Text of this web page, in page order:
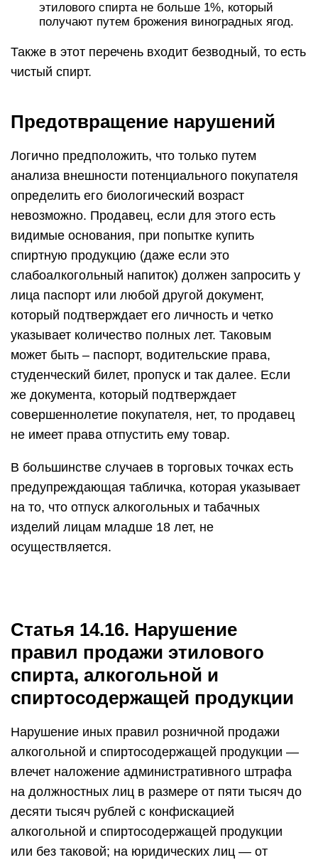
этилового спирта не больше 1%, который
получают путем брожения виноградных ягод.
Также в этот перечень входит безводный, то есть
чистый спирт.
Предотвращение нарушений
Логично предположить, что только путем
анализа внешности потенциального покупателя
определить его биологический возраст
невозможно. Продавец, если для этого есть
видимые основания, при попытке купить
спиртную продукцию (даже если это
слабоалкогольный напиток) должен запросить у
лица паспорт или любой другой документ,
который подтверждает его личность и четко
указывает количество полных лет. Таковым
может быть – паспорт, водительские права,
студенческий билет, пропуск и так далее. Если
же документа, который подтверждает
совершеннолетие покупателя, нет, то продавец
не имеет права отпустить ему товар.
В большинстве случаев в торговых точках есть
предупреждающая табличка, которая указывает
на то, что отпуск алкогольных и табачных
изделий лицам младше 18 лет, не
осуществляется.
Статья 14.16. Нарушение
правил продажи этилового
спирта, алкогольной и
спиртосодержащей продукции
Нарушение иных правил розничной продажи
алкогольной и спиртосодержащей продукции —
влечет наложение административного штрафа
на должностных лиц в размере от пяти тысяч до
десяти тысяч рублей с конфискацией
алкогольной и спиртосодержащей продукции
или без таковой; на юридических лиц — от